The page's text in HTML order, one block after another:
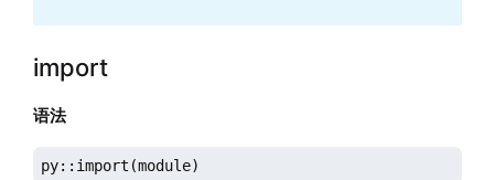
import
语法
py::import(module)